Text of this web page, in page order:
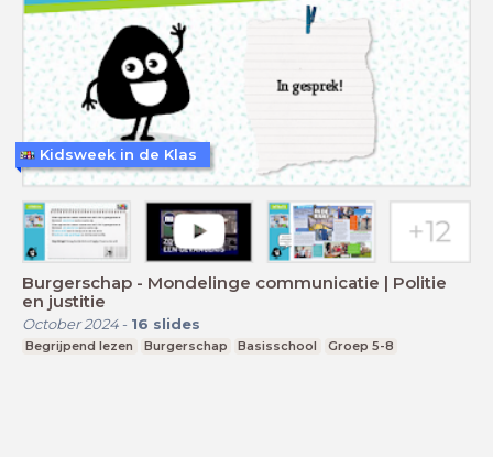
Burgerschap - Mondelinge communicatie | Politie
en justitie
October 2024- 16 slides
Begrijpend lezen Burgerschap Basisschool Groep 5-8
Kidsweek in de Klas